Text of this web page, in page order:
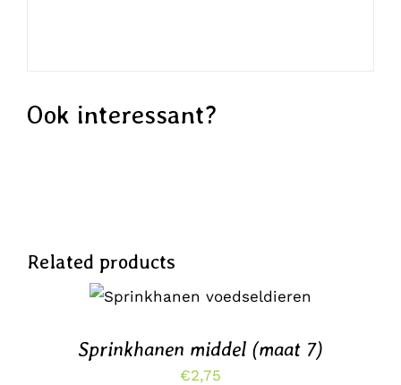
Ook interessant?
Related products
WINKELWAGEN
/
Sprinkhanen middel (maat 7)
€2,75